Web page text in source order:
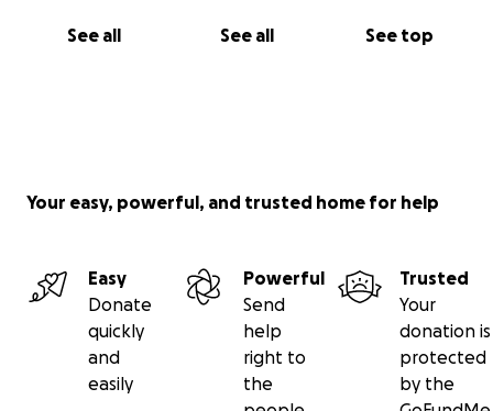
See all See all See top
Your easy, powerful, and trusted home for help
Easy
Donate
quickly
and
easily
Powerful
Send
help
right to
the
Trusted
Your
donation is
protected
by the